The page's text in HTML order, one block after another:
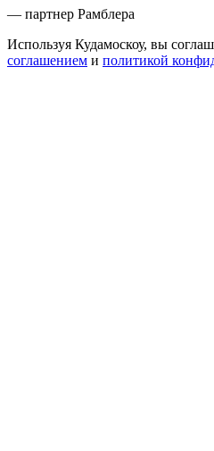
— партнер Рамблера
Используя Кудамоскоу, вы
соглашением и политикой